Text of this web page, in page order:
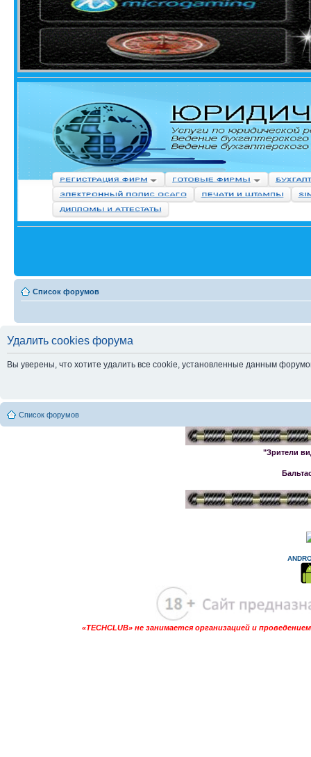
Список форумов
Удалить cookies форума
Вы уверены, что хотите удалить все cookie, установленные данным
Список форумов
"Зрители
«TECHCLUB» не занимается организацией и